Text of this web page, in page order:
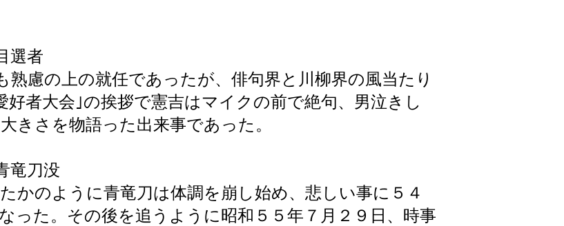
選者
熟慮の上の就任であったが、俳句界と川柳界の風当たり
者大会｣の挨拶で憲吉はマイクの前で絶句、男泣きし
きさを物語った出来事であった。
竜刀没
かのように青竜刀は体調を崩し始め、悲しい事に５４
った。その後を追うように昭和５５年７月２９日、時事